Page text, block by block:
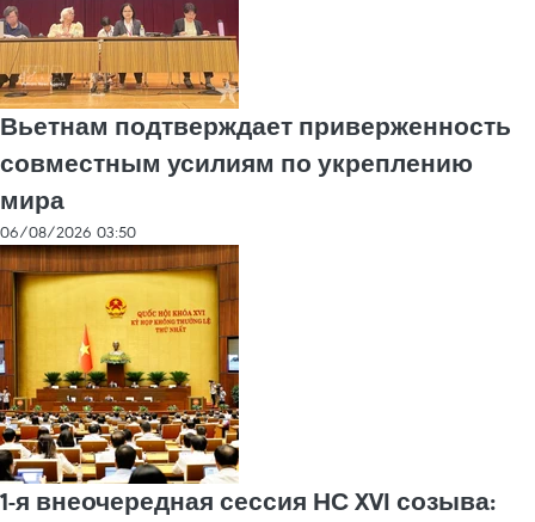
Вьетнам подтверждает приверженность
совместным усилиям по укреплению
мира
06/08/2026 03:50
1-я внеочередная сессия НС XVI созыва: